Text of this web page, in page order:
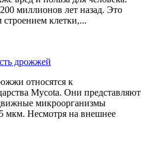
миллионов лет назад. Это
клетки,...
дрожжей
относятся к
Mycota. Они представляют
микроорганизмы
мкм. Несмотря на внешнее